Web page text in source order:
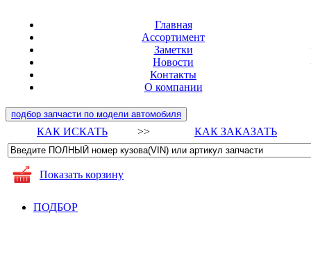
Главная
Ассортимент
Заметки
Новости
Контакты
О компании
подбор запчасти по модели автомобиля
КАК ИСКАТЬ >> КАК ЗАКАЗАТЬ
Показать корзину
ПОДБОР